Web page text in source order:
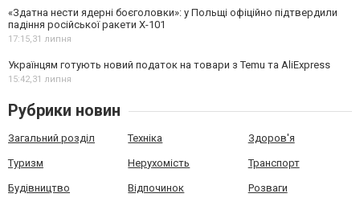
«Здатна нести ядерні боєголовки»: у Польщі офіційно підтвердили
падіння російської ракети Х-101
17:15,31 липня
Українцям готують новий податок на товари з Temu та AliExpress
15:42,31 липня
Рубрики новин
Загальний розділ Техніка Здоров'я
Туризм Нерухомість Транспорт
Будівництво Відпочинок Розваги